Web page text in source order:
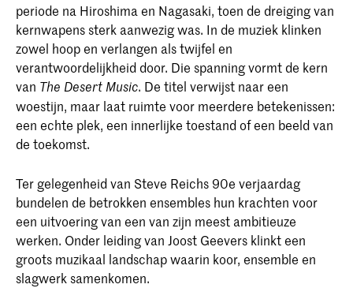
periode na Hiroshima en Nagasaki, toen de dreiging van
kernwapens sterk aanwezig was. In de muziek klinken
zowel hoop en verlangen als twijfel en
verantwoordelijkheid door. Die spanning vormt de kern
van The Desert Music. De titel verwijst naar een
woestijn, maar laat ruimte voor meerdere betekenissen:
een echte plek, een innerlijke toestand of een beeld van
de toekomst.
Ter gelegenheid van Steve Reichs 90e verjaardag
bundelen de betrokken ensembles hun krachten voor
een uitvoering van een van zijn meest ambitieuze
werken. Onder leiding van Joost Geevers klinkt een
groots muzikaal landschap waarin koor, ensemble en
slagwerk samenkomen.